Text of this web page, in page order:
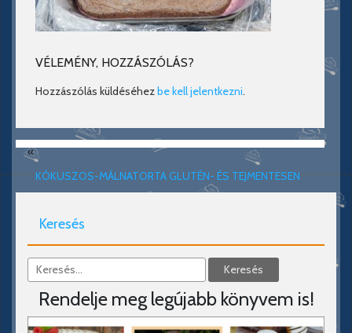
VÉLEMÉNY, HOZZÁSZÓLÁS?
Hozzászólás küldéséhezbe kell jelentkezni.
«
KÓKUSZOS-MÁLNATORTA GLUTÉN- ÉS TEJMENTESEN
Keresés
Rendelje meg legújabb könyvem is!